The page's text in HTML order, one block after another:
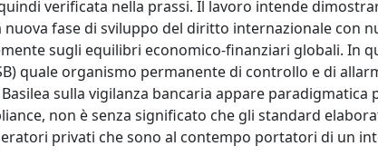
verificata nella prassi. Il lavoro intende
fase di sviluppo del diritto internazionale con
sugli equilibri economico-finanziari globali. In
quale organismo permanente di controllo e di
sulla vigilanza bancaria appare paradigmatica
non è senza significato che gli standard
privati che sono al contempo portatori di un